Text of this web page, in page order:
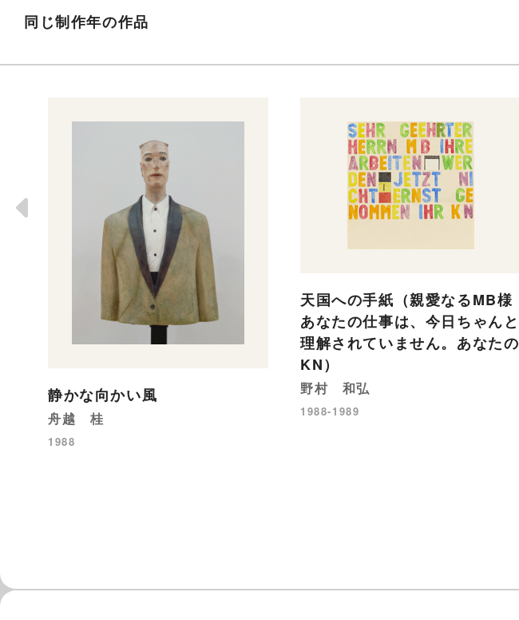
同じ制作年の作品
静かな向かい風
舟越 桂
1988
天国への手紙（親愛なるMB様
あなたの仕事は、今日ちゃんと
理解されていません。あなたの
KN）
野村 和弘
1988-1989